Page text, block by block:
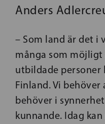
Anders
– Som land är det i
många som möjligt
utbildade personer
Finland. Vi
behöver i
kunnande. Idag